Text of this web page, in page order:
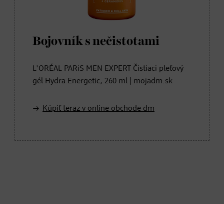
Bojovník s nečistotami
L'ORÉAL PARiS MEN EXPERT Čistiaci pleťový
gél Hydra Energetic, 260 ml | mojadm.sk
Kúpiť teraz v online obchode dm